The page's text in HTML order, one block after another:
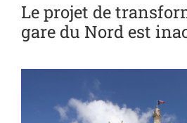
Le projet de
gare du Nord est